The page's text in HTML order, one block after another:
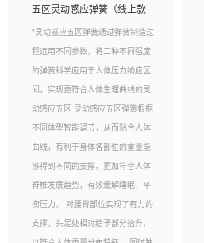
五区灵动感应弹簧（线上款
"灵动感应五区弹簧通过弹簧制造过
程运用不同参数，将二种不同强度
的弹簧科学应用于人体压力响应区
间，实现更符合人体生理曲线的灵
动感应五区 灵动感应五区弹簧根据
不同体型智能调节，从而贴合人体
曲线，有利于身体各部位的重量能
够得到不同的支撑，更加符合人体
脊椎发展趋势，有效缓解睡眠，平
衡压力。 对腰臀部位实现了有力的
支撑，头足处相对给予部分抬升，